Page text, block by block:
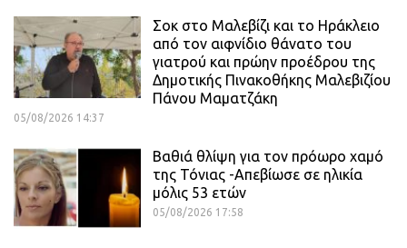
Σοκ στο Μαλεβίζι και το Ηράκλειο
από τον αιφνίδιο θάνατο του
γιατρού και πρώην προέδρου της
Δημοτικής Πινακοθήκης Μαλεβιζίου
Πάνου Μαματζάκη
05/08/2026 14:37
Βαθιά θλίψη για τον πρόωρο χαμό
της Τόνιας -Απεβίωσε σε ηλικία
μόλις 53 ετών
05/08/2026 17:58